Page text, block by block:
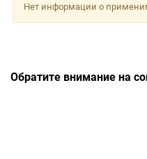
Нет информации о
Обратите внимание на